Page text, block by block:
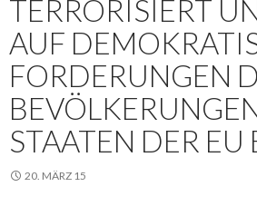
TERRORISIERT
AUF
FORDERUNGEN
STAATEN DER EU
20. MÄRZ 15